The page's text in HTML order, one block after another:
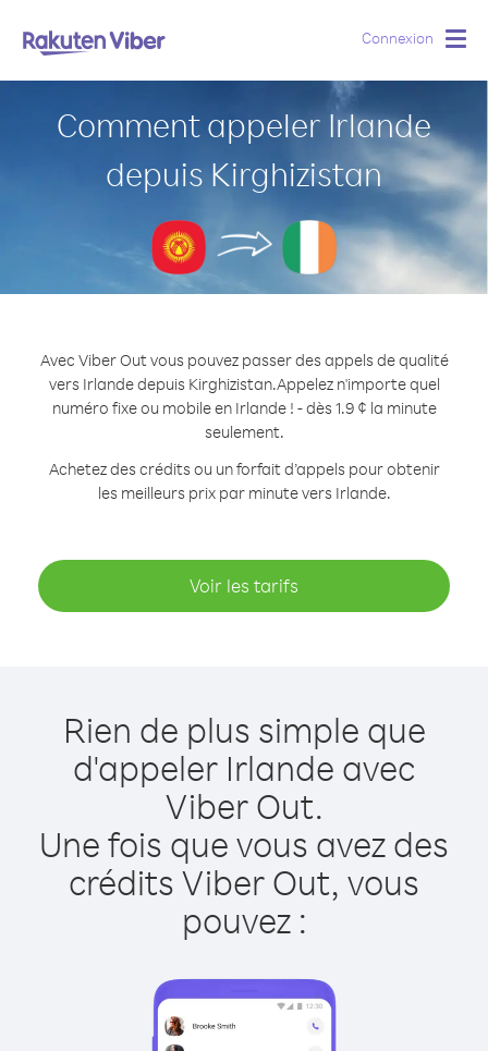
Connexion
Comment appeler Irlande
depuis Kirghizistan
Avec Viber Out vous pouvez passer des appels de qualité
vers Irlande depuis Kirghizistan.Appelez n'importe quel
numéro fixe ou mobile en Irlande ! - dès 1.9 ¢ la minute
seulement.
Achetez des crédits ou un forfait d’appels pour obtenir
les meilleurs prix par minute vers Irlande.
Voir les tarifs
Rien de plus simple que
d'appeler Irlande avec
Viber Out.
Une fois que vous avez des
crédits Viber Out, vous
pouvez :